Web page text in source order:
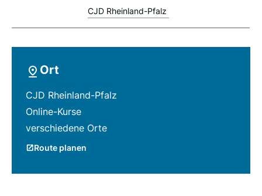
CJD Rheinland-Pfalz
Ort
CJD Rheinland-Pfalz
Online-Kurse
verschiedene Orte
Route planen